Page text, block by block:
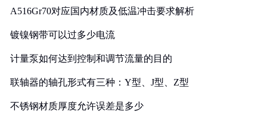
A516Gr70对应国内材质及低温冲击要求解析
镀镍钢带可以过多少电流
计量泵如何达到控制和调节流量的目的
联轴器的轴孔形式有三种：Y型、J型、Z型
不锈钢材质厚度允许误差是多少